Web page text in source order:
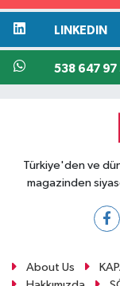
LINKEDIN
538 647 97
Türkiye'den ve
magazinden
About Us